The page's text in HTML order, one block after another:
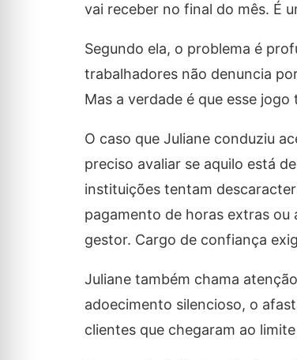
vai receber no final do mês. É
Segundo ela, o problema é
trabalhadores não denuncia
Mas a verdade é que esse
O caso que Juliane conduziu
preciso avaliar se aquilo está
instituições tentam
pagamento de horas extras ou
gestor. Cargo de confiança
Juliane também chama
adoecimento silencioso, o
clientes que chegaram ao